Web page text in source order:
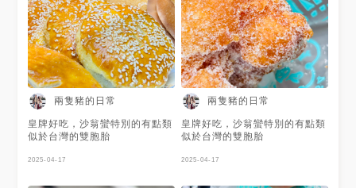
兩隻豬的日常
皇牌好吃，沙翁蠻特別的有點類
似於台灣的雙胞胎
2025-04-17
兩隻豬的日常
皇牌好吃，沙翁蠻特別的有點類
似於台灣的雙胞胎
2025-04-17